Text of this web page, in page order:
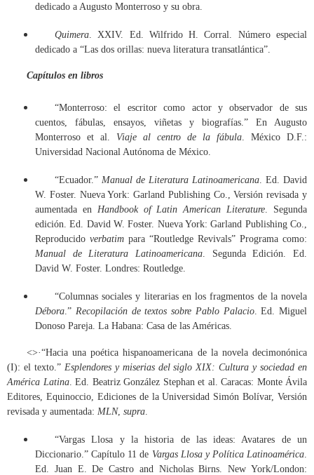
dedicado a Augusto Monterroso y su obra.
Quimera . XXIV. Ed. Wilfrido H. Corral. Número especial
dedicado a “Las dos orillas: nueva literatura transatlántica”.
Capítulos en libros
“Monterroso: el escritor como actor y observador de sus
cuentos, fábulas, ensayos, viñetas y biografías.” En Augusto
Monterroso et al. Viaje al centro de la fábula. México D.F.:
Universidad Nacional Autónoma de México.
“Ecuador.” Manual de Literatura Latinoamericana. Ed. David
W. Foster. Nueva York: Garland Publishing Co., Versión revisada y
aumentada en Handbook of Latin American Literature. Segunda
edición. Ed. David W. Foster. Nueva York: Garland Publishing Co.,
Reproducido verbatim para “Routledge Revivals” Programa como:
Manual de Literatura Latinoamericana. Segunda Edición. Ed.
David W. Foster. Londres: Routledge.
“Columnas sociales y literarias en los fragmentos de la novela
Débora .” Recopilación de textos sobre Pablo Palacio. Ed. Miguel
Donoso Pareja. La Habana: Casa de las Américas.
<>·“Hacia una poética hispanoamericana de la novela decimonónica
(I): el texto.” Esplendores y miserias del siglo XIX: Cultura y sociedad en
América Latina. Ed. Beatriz González Stephan et al. Caracas: Monte Ávila
Editores, Equinoccio, Ediciones de la Universidad Simón Bolívar, Versión
revisada y aumentada: MLN, supra
“Vargas Llosa y la historia de las ideas: Avatares de un
Diccionario.” Capítulo 11 de Vargas Llosa y Política Latinoamérica
Ed. Juan E. De Castro and Nicholas Birns. New York/London: